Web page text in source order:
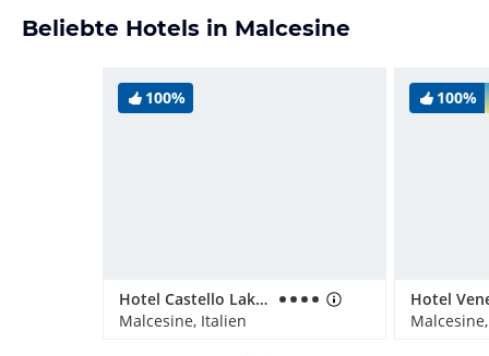
Beliebte Hotels in Malcesine
100%
Hotel Castello Lake Front
Malcesine, Italien
100%
Hotel